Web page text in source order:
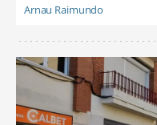
Arnau Raimundo